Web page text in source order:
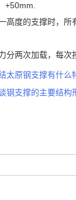
+50mm.
高度的支撑时，
分两次加载，每次
太原钢支撑有什么
钢支撑的主要结构